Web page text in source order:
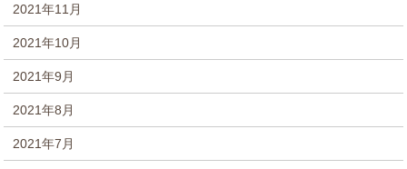
2021年11月
2021年10月
2021年9月
2021年8月
2021年7月